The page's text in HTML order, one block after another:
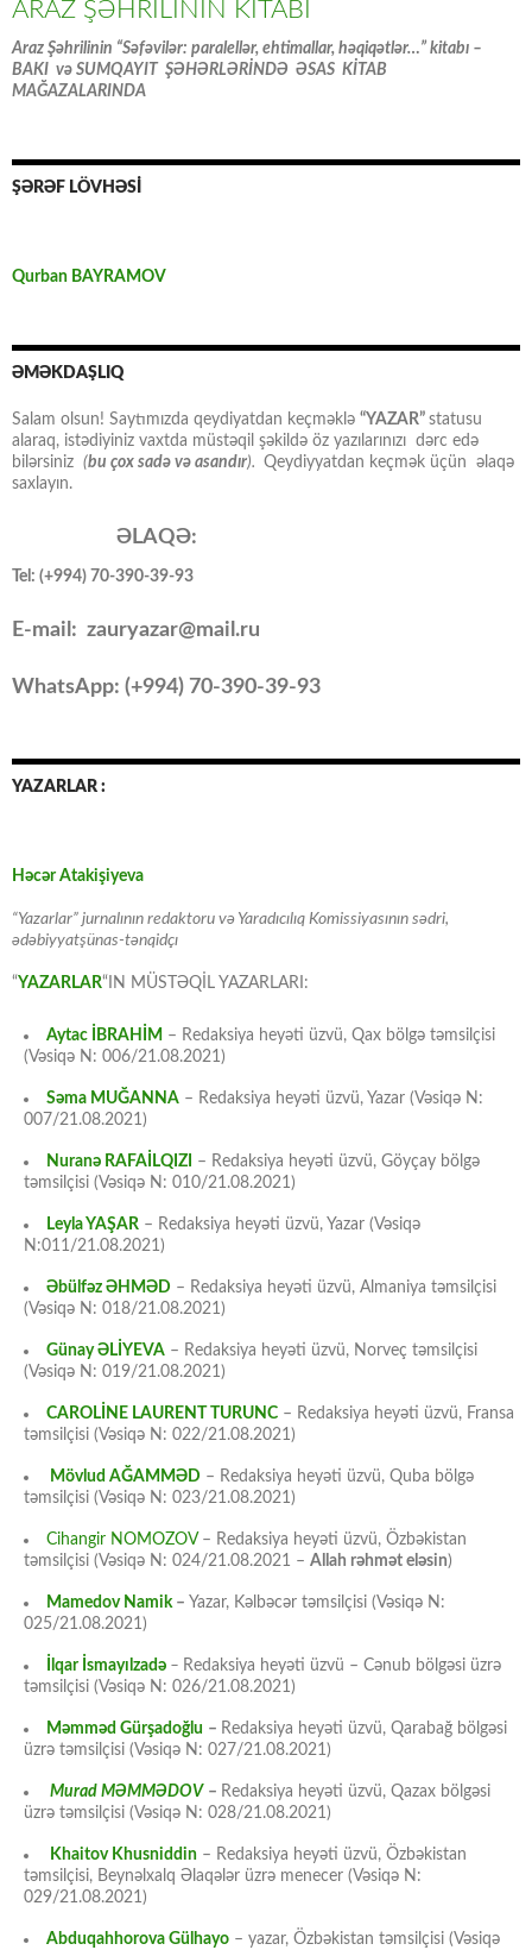
ARAZ ŞƏHRİLİNİN KİTABI
Araz Şəhrilinin “Səfəvilər: paralellər, ehtimallar, həqiqətlər…” kitabı –
BAKI və SUMQAYIT ŞƏHƏRLƏRİNDƏ ƏSAS KİTAB
MAĞAZALARINDA
ŞƏRƏF LÖVHƏSİ
Qurban BAYRAMOV
ƏMƏKDAŞLIQ
Salam olsun! Saytımızda qeydiyatdan keçməklə “YAZAR” statusu
alaraq, istədiyiniz vaxtda müstəqil şəkildə öz yazılarınızı dərc edə
bilərsiniz (bu çox sadə və asandır). Qeydiyyatdan keçmək üçün əlaqə
saxlayın.
ƏLAQƏ:
Tel: (+994) 70-390-39-93
E-mail: zauryazar@mail.ru
WhatsApp: (+994) 70-390-39-93
YAZARLAR :
Həcər Atakişiyeva
“Yazarlar” jurnalının redaktoru və Yaradıcılıq Komissiyasının sədri,
ədəbiyyatşünas-tənqidçı
“YAZARLAR“IN MÜSTƏQİL YAZARLARI:
Aytac İBRAHİM – Redaksiya heyəti üzvü, Qax bölgə təmsilçisi
(Vəsiqə N: 006/21.08.2021)
Səma MUĞANNA – Redaksiya heyəti üzvü, Yazar (Vəsiqə N:
007/21.08.2021)
Nuranə RAFAİLQIZI
– Redaksiya heyəti üzvü, Göyçay bölgə
təmsilçisi (Vəsiqə N: 010/21.08.2021)
Leyla YAŞAR – Redaksiya heyəti üzvü, Yazar (Vəsiqə
N:011/21.08.2021)
Əbülfəz ƏHMƏD – Redaksiya heyəti üzvü, Almaniya təmsilçisi
(Vəsiqə N: 018/21.08.2021)
Günay ƏLİYEVA – Redaksiya heyəti üzvü, Norveç təmsilçisi
(Vəsiqə N: 019/21.08.2021)
CAROLİNE LAURENT TURUNC – Redaksiya heyəti üzvü, Fransa
təmsilçisi (Vəsiqə N: 022/21.08.2021)
Mövlud AĞAMMƏD – Redaksiya heyəti üzvü, Quba bölgə
təmsilçisi (Vəsiqə N: 023/21.08.2021)
Cihangir NOMOZOV– Redaksiya heyəti üzvü, Özbəkistan
təmsilçisi (Vəsiqə N: 024/21.08.2021 – Allah rəhmət eləsin)
Mamedov Namik– Yazar, Kəlbəcər təmsilçisi (Vəsiqə N:
025/21.08.2021)
İlqar İsmayılzadə – Redaksiya heyəti üzvü – Cənub bölgəsi üzrə
təmsilçisi (Vəsiqə N: 026/21.08.2021)
Məmməd Gürşadoğlu – Redaksiya heyəti üzvü, Qarabağ bölgəsi
üzrə təmsilçisi (Vəsiqə N: 027/21.08.2021)
Murad MƏMMƏDOV – Redaksiya heyəti üzvü, Qazax bölgəsi
üzrə təmsilçisi (Vəsiqə N: 028/21.08.2021)
Khaitov Khusniddin – Redaksiya heyəti üzvü, Özbəkistan
təmsilçisi, Beynəlxalq Əlaqələr üzrə menecer (Vəsiqə N:
029/21.08.2021)
Abduqahhorova Gülhayo – yazar, Özbəkistan təmsilçisi (Vəsiqə